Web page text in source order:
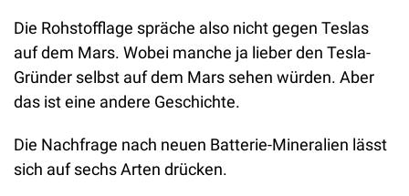
Die Rohstofflage spräche also nicht gegen Teslas
auf dem Mars. Wobei manche ja lieber den Tesla-
Gründer selbst auf dem Mars sehen würden. Aber
das ist eine andere Geschichte.
Die Nachfrage nach neuen Batterie-Mineralien lässt
sich auf sechs Arten drücken.